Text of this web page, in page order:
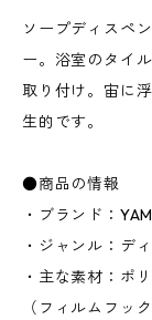
ソープディスペ
ー。浴室のタイ
取り付け。宙に
生的です。
●商品の情報
・ブランド：
・ジャンル：デ
・主な素材：ポ
（フィルムフッ